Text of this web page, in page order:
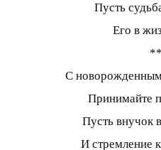
Пусть
Его в
С
Принимайте
Пусть внучок
И стремление